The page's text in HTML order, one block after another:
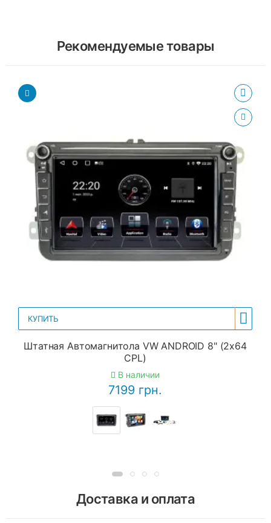
Рекомендуемые товары
КУПИТЬ
Штатная Автомагнитола VW ANDROID 8" (2x64
CPL)
В наличии
7199 грн.
Доставка и оплата